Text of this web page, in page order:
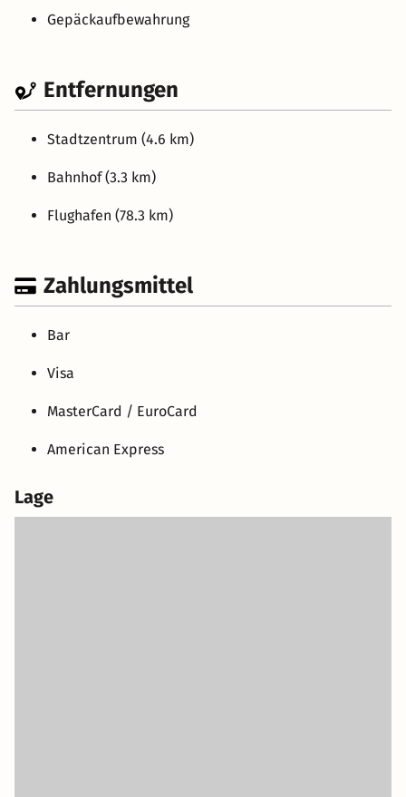
Gepäckaufbewahrung
Entfernungen
Stadtzentrum (4.6 km)
Bahnhof (3.3 km)
Flughafen (78.3 km)
Zahlungsmittel
Bar
Visa
MasterCard / EuroCard
American Express
Lage